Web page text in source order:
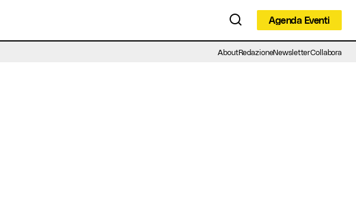
Agenda Eventi
Agenda Eventi
AboutRedazioneNewsletterCollabora